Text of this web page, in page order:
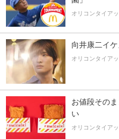
オリコンタイア
向井康二イ
オリコンタイア
お値段その
い
オリコンタイア